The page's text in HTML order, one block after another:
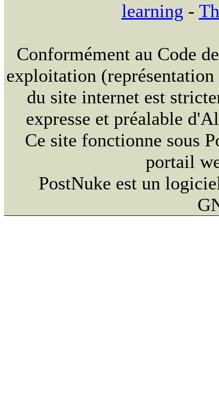
learning -
Conformément au Code
exploitation
du site internet est
expresse et préalable
Ce site fonctionne sous
portail
PostNuke est un